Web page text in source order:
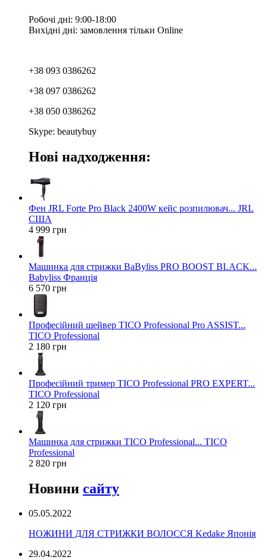
Робочі дні: 9:00-18:00
Вихідні дні: замовлення тільки Online
+38 093 0386262
+38 097 0386262
+38 050 0386262
Skype: beautybuy
Нові надходження:
Фен JRL Forte Pro Black 2400W кейс розпилювач... JRL
США
4 999 грн
Машинка для стрижки BaByliss PRO BOOST BLACK...
Babyliss Франція
6 570 грн
Професійний шейвер TICO Professional Pro ASSIST...
TICO Professional
2 180 грн
Професійний тример TICO Professional PRO EXPERT...
TICO Professional
2 120 грн
Машинка для стрижки TICO Professional... TICO
Professional
2 820 грн
Новини сайту
05.05.2022
НОЖИНИ ДЛЯ СТРИЖКИ ВОЛОССЯ Kedake Японія
29.04.2022